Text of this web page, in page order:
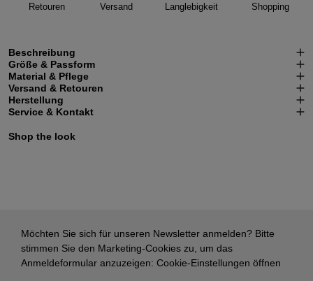
Retouren
Versand
Langlebigkeit
Shopping
Beschreibung
Größe & Passform
Material & Pflege
Versand & Retouren
Herstellung
Service & Kontakt
Shop the look
Möchten Sie sich für unseren Newsletter anmelden? Bitte
stimmen Sie den Marketing-Cookies zu, um das
Anmeldeformular anzuzeigen: Cookie-Einstellungen öffnen